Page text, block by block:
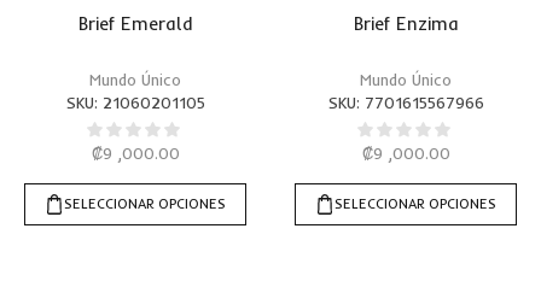
Brief Emerald
Mundo Único
SKU: 21060201105
₡9 ,000.00
SELECCIONAR OPCIONES
Brief Enzima
Mundo Único
SKU: 7701615567966
₡9 ,000.00
SELECCIONAR OPCIONES